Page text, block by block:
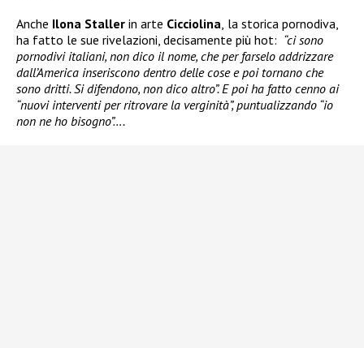
Anche Ilona Staller in arte Cicciolina la storica pornodiva,
ha fatto le sue rivelazioni, decisamente più hot: “ci sono
pornodivi italiani, non dico il nome, che per farselo addrizzare
dall’America inseriscono dentro delle cose e poi tornano che
sono dritti. Si difendono, non dico altro”. E poi ha fatto cenno ai
“nuovi interventi per ritrovare la verginità”, puntualizzando “io
non ne ho bisogno”….